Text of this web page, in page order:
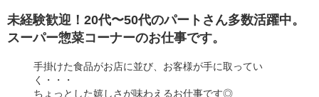
未経験歓迎！20代〜50代のパートさん多数活躍中。
スーパー惣菜コーナーのお仕事です。
手掛けた食品がお店に並び、お客様が手に取ってい
く・・・
ちょっとした嬉しさが味わえるお仕事です◎